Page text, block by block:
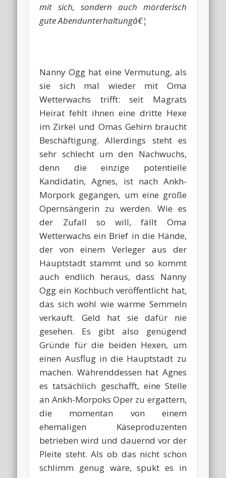
mit sich, sondern auch mörderisch
gute Abendunterhaltungâ€¦
Nanny Ogg hat eine Vermutung, als
sie sich mal wieder mit Oma
Wetterwachs trifft: seit Magrats
Heirat fehlt ihnen eine dritte Hexe
im Zirkel und Omas Gehirn braucht
Beschäftigung. Allerdings steht es
sehr schlecht um den Nachwuchs,
denn die einzige potentielle
Kandidatin, Agnes, ist nach Ankh-
Morpork gegangen, um eine große
Opernsängerin zu werden. Wie es
der Zufall so will, fällt Oma
Wetterwachs ein Brief in die Hände,
der von einem Verleger aus der
Hauptstadt stammt und so kommt
auch endlich heraus, dass Nanny
Ogg ein Kochbuch veröffentlicht hat,
das sich wohl wie warme Semmeln
verkauft. Geld hat sie dafür nie
gesehen. Es gibt also genügend
Gründe für die beiden Hexen, um
einen Ausflug in die Hauptstadt zu
machen. Währenddessen hat Agnes
es tatsächlich geschafft, eine Stelle
an Ankh-Morpoks Oper zu ergattern,
die momentan von einem
ehemaligen Käseproduzenten
betrieben wird und dauernd vor der
Pleite steht. Als ob das nicht schon
schlimm genug wäre, spukt es in